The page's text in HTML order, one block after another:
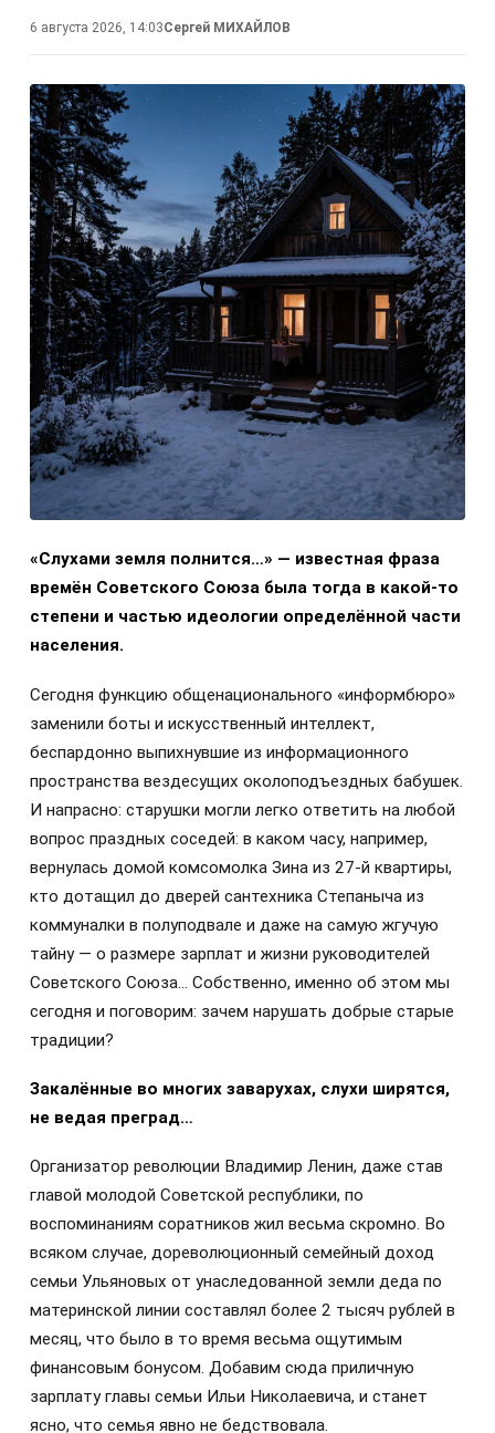
6 августа 2026, 14:03Сергей МИХАЙЛОВ
«Слухами земля полнится…» — известная фраза
времён Советского Союза была тогда в какой-то
степени и частью идеологии определённой части
населения.
Сегодня функцию общенационального «информбюро»
заменили боты и искусственный интеллект,
беспардонно выпихнувшие из информационного
пространства вездесущих околоподъездных бабушек.
И напрасно: старушки могли легко ответить на любой
вопрос праздных соседей: в каком часу, например,
вернулась домой комсомолка Зина из 27-й квартиры,
кто дотащил до дверей сантехника Степаныча из
коммуналки в полуподвале и даже на самую жгучую
тайну — о размере зарплат и жизни руководителей
Советского Союза… Собственно, именно об этом мы
сегодня и поговорим: зачем нарушать добрые старые
традиции?
Закалённые во многих заварухах, слухи ширятся,
не ведая преград…
Организатор революции Владимир Ленин, даже став
главой молодой Советской республики, по
воспоминаниям соратников жил весьма скромно. Во
всяком случае, дореволюционный семейный доход
семьи Ульяновых от унаследованной земли деда по
материнской линии составлял более 2 тысяч рублей в
месяц, что было в то время весьма ощутимым
финансовым бонусом. Добавим сюда приличную
зарплату главы семьи Ильи Николаевича, и станет
ясно, что семья явно не бедствовала.